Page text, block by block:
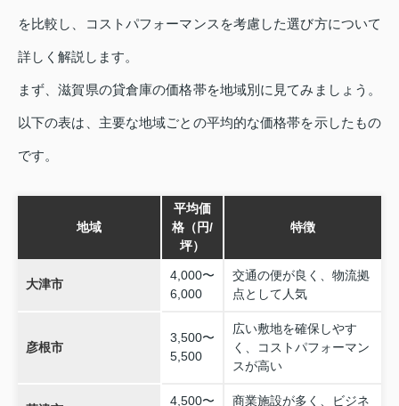
を比較し、コストパフォーマンスを考慮した選び方について
詳しく解説します。
まず、滋賀県の貸倉庫の価格帯を地域別に見てみましょう。
以下の表は、主要な地域ごとの平均的な価格帯を示したもの
です。
地域
平均価
格（円/
坪）
特徴
大津市
4,000〜
6,000
交通の便が良く、物流拠
点として人気
彦根市
3,500〜
5,500
広い敷地を確保しやす
く、コストパフォーマン
スが高い
4,500〜
商業施設が多く、ビジネ